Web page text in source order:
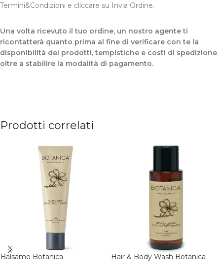
Termini&Condizioni e cliccare su Invia Ordine.
Una volta ricevuto il tuo ordine, un nostro agente ti
ricontatterà quanto prima al fine di verificare con te la
disponibilità dei prodotti, tempistiche e costi di spedizione
oltre a stabilire la modalità di pagamento.
Prodotti correlati
Balsamo Botanica Hair & Body Wash Botanica